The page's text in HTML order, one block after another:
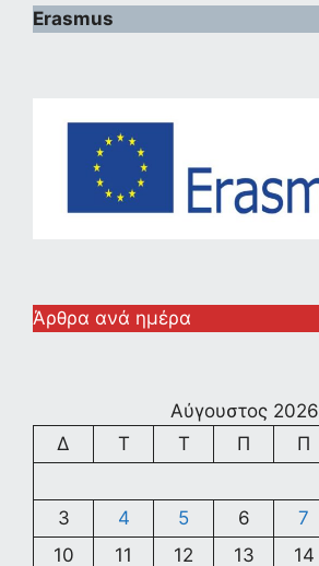
Erasmus
Άρθρα ανά ημέρα
Αύγουστος 2026
Δ
Τ Τ Π Π
3
4 5 6 7
10
11 12 13 14